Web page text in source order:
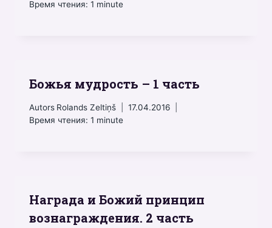
Время чтения: 1 minute
Божья мудрость – 1 часть
Autors Rolands Zeltiņš
17.04.2016
Время чтения: 1 minute
Награда и Божий принцип
вознаграждения. 2 часть